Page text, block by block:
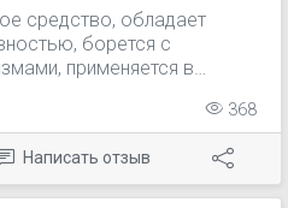
средство, обладает
борется с
применяется в
368
Написать отзыв